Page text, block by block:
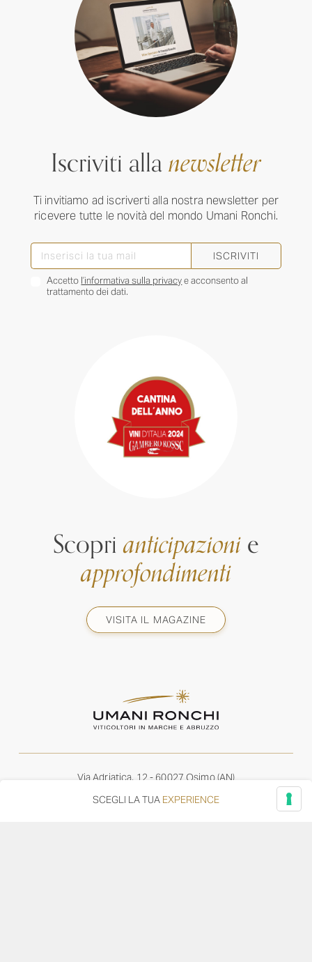
Iscriviti allanewsletter
Ti invitiamo ad iscriverti alla nostra newsletter per
ricevere tutte le novità del mondo Umani Ronchi.
ISCRIVITI
Accetto l’informativa sulla privacye acconsento al
trattamento dei dati.
Scoprianticipazionie
approfondimenti
VISITA IL MAGAZINE
Via Adriatica, 12 - 60027 Osimo (AN)
wine@umanironchi.it
SCEGLI LA TUA EXPERIENCE